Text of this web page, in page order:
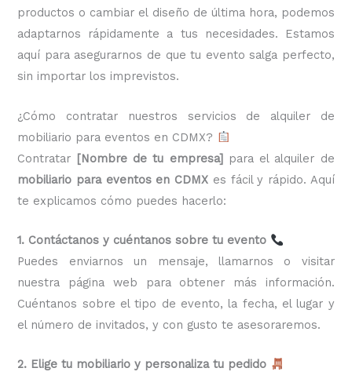
productos o cambiar el diseño de última hora, podemos
adaptarnos rápidamente a tus necesidades. Estamos
aquí para asegurarnos de que tu evento salga perfecto,
sin importar los imprevistos.
¿Cómo contratar nuestros servicios de alquiler de
mobiliario para eventos en CDMX?
Contratar [Nombre de tu empresa]para el alquiler de
mobiliario para eventos en CDMX es fácil y rápido. Aquí
te explicamos cómo puedes hacerlo:
1. Contáctanos y cuéntanos sobre tu evento
Puedes enviarnos un mensaje, llamarnos o visitar
nuestra página web para obtener más información.
Cuéntanos sobre el tipo de evento, la fecha, el lugar y
el número de invitados, y con gusto te asesoraremos.
2. Elige tu mobiliario y personaliza tu pedido